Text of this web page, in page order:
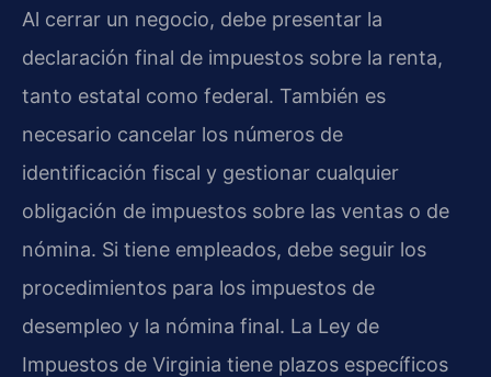
Al cerrar un negocio, debe presentar la
declaración final de impuestos sobre la renta,
tanto estatal como federal. También es
necesario cancelar los números de
identificación fiscal y gestionar cualquier
obligación de impuestos sobre las ventas o de
nómina. Si tiene empleados, debe seguir los
procedimientos para los impuestos de
desempleo y la nómina final. La Ley de
Impuestos de Virginia tiene plazos específicos